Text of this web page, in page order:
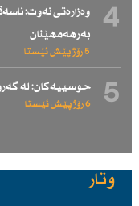
4
وەزارەتی نەوت:
بەرهەمهێنان
5 رۆژ پێش ئێستا
5 حوسییەكان: لە
6 رۆژ پێش ئێستا
وتار